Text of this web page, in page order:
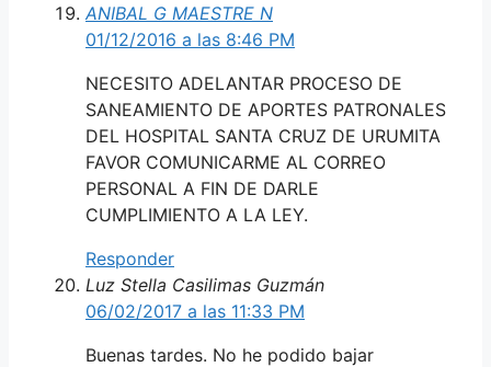
ANIBAL G MAESTRE N
01/12/2016 a las 8:46 PM
NECESITO ADELANTAR PROCESO DE
SANEAMIENTO DE APORTES PATRONALES
DEL HOSPITAL SANTA CRUZ DE URUMITA
FAVOR COMUNICARME AL CORREO
PERSONAL A FIN DE DARLE
CUMPLIMIENTO A LA LEY.
Responder
Luz Stella Casilimas Guzmán
06/02/2017 a las 11:33 PM
Buenas tardes. No he podido bajar